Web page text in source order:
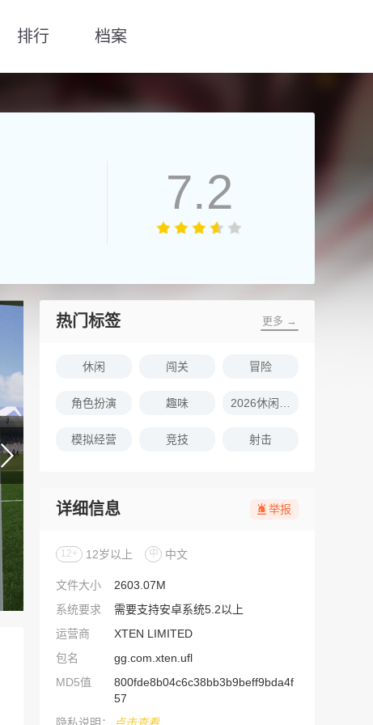
排行 档案
7.2
热门标签 更多 →
休闲 闯关 冒险
角色扮演 趣味
模拟经营 竞技 射击
详细信息 举报
12+ 12岁以上 中 中文
文件大小
2603.07M
系统要求
需要支持安卓系统5.2以上
运营商
XTEN LIMITED
包名
gg.com.xten.ufl
MD5值
800fde8b04c6c38bb3b9beff9bda4f
57